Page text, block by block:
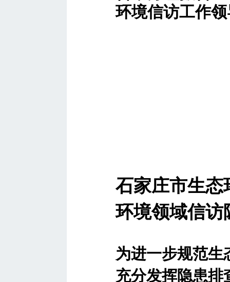
环境信访工作
石家庄市生态
环境领域信访
为进一步规范生
充分发挥隐患排